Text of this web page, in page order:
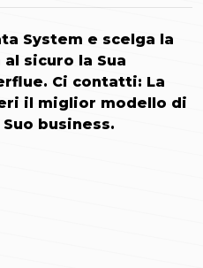
System e scelga la
sicuro la Sua
Ci contatti: La
il miglior modello di
business.